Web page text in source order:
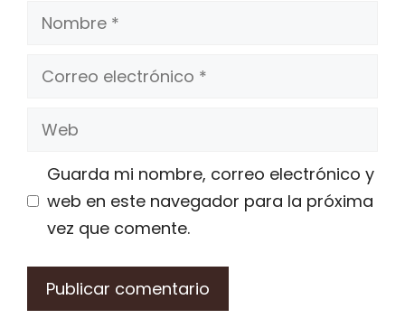
Nombre
Correo
Web
Guarda mi nombre, correo electrónico y
web en este navegador para la próxima
vez que comente.